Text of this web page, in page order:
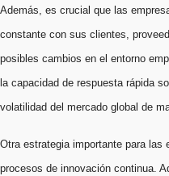
Además, es crucial que las
constante con sus clientes,
posibles cambios en el entorno
la capacidad de respuesta rápida
volatilidad del mercado global de
Otra estrategia importante para
procesos de innovación continua.